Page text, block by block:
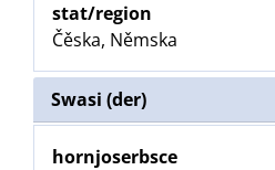
stat/region
Čěska, Němska
Swasi (der)
hornjoserbsce